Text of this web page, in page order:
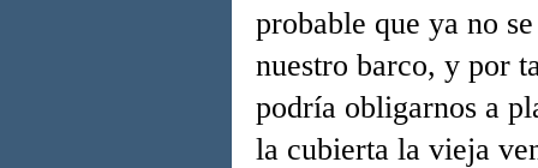
probable que ya no
nuestro barco, y por
podría obligarnos a
la cubierta la vieja